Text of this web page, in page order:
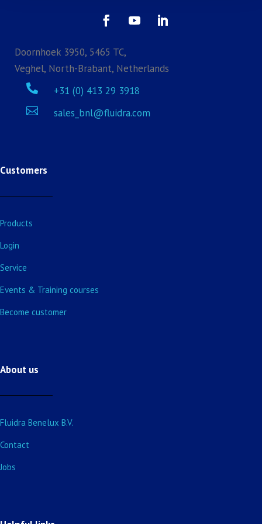
Doornhoek 3950, 5465 TC,
Veghel, North-Brabant, Netherlands
 +31 (0) 413 29 3918
 sales_bnl@fluidra.com
Customers
Products
Login
Service
Events & Training courses
Become customer
About us
Fluidra Benelux B.V.
Contact
Jobs